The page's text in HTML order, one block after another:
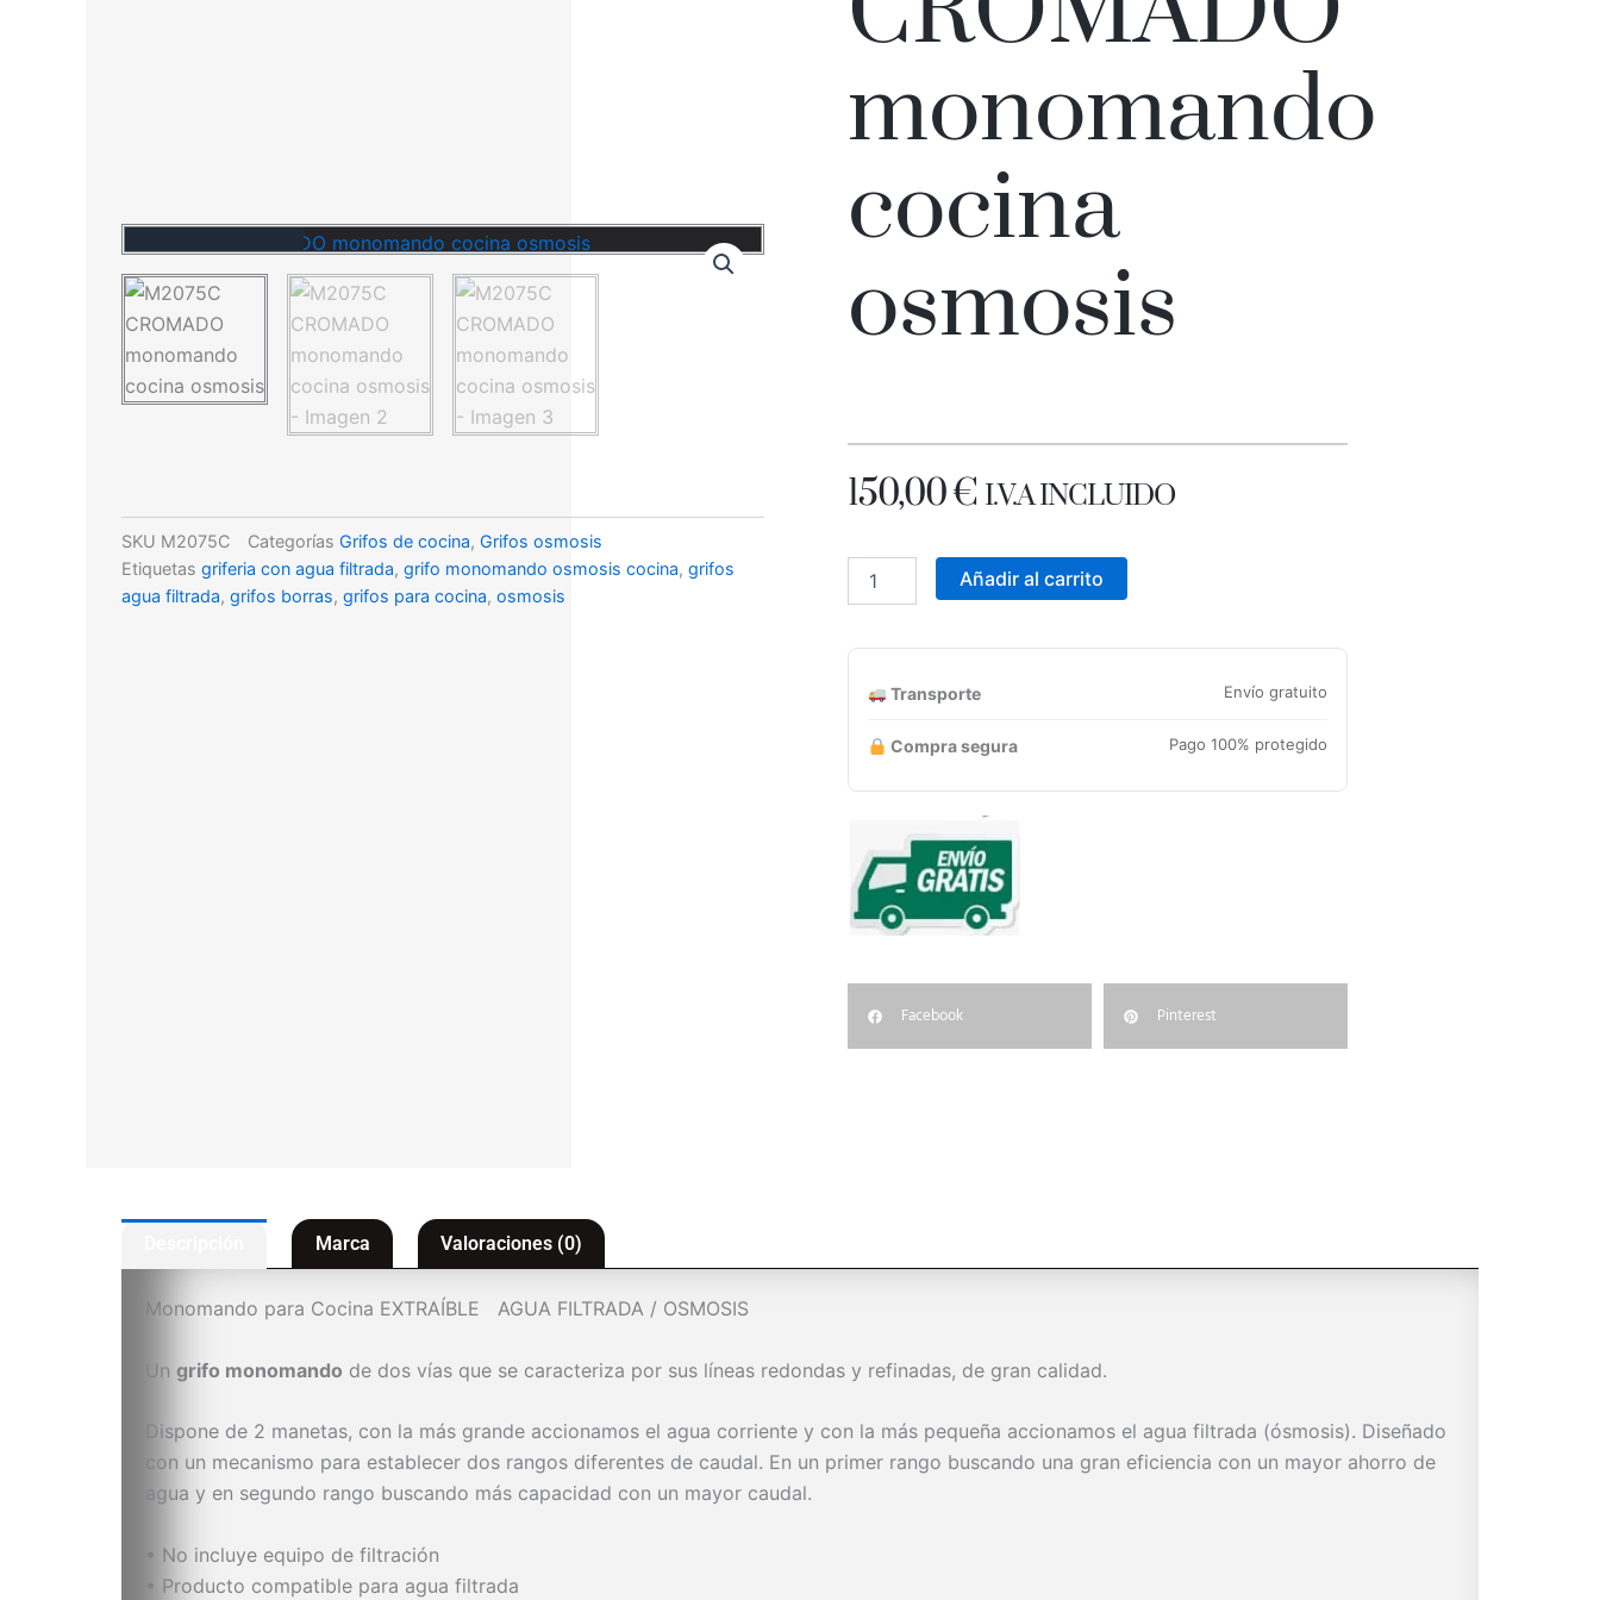
Novedad
SKU M2075C Categorías Grifos de cocina, Grifos osmosis
Etiquetas griferia con agua filtrada, grifo monomando osmosis cocina, grifos
agua filtrada, grifos borras, grifos para cocina, osmosis
monomando
cocina
osmosis
150,00€ I.V.A INCLUIDO
M2075C
CROMADO
monomando
osmosis
Añadir al carrito
Transporte Envío gratuito
Compra segura Pago 100% protegido
Facebook Pinterest
Marca Valoraciones (0)
Monomando para Cocina EXTRAÍBLE AGUA FILTRADA / OSMOSIS
Un grifo monomando de dos vías que se caracteriza por sus líneas redondas y refinadas, de gran calidad.
Dispone de 2 manetas, con la más grande accionamos el agua corriente y con la más pequeña accionamos el agua filtrada (ósmosis). Diseñado
con un mecanismo para establecer dos rangos diferentes de caudal. En un primer rango buscando una gran eficiencia con un mayor ahorro de
agua y en segundo rango buscando más capacidad con un mayor caudal.
• No incluye equipo de filtración
• Producto compatible para agua filtrada